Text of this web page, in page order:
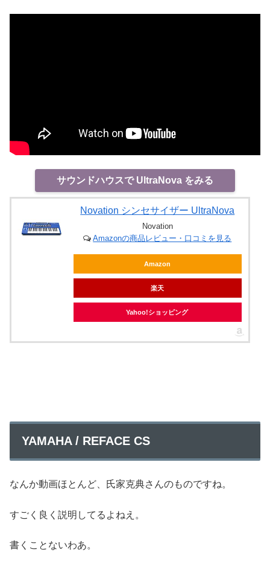
サウンドハウスで UltraNova をみる
Novation シンセサイザー UltraNova
Novation
Amazonの商品レビュー・口コミを見る
Amazon
楽天
Yahoo!ショッピング
YAMAHA / REFACE CS
なんか動画ほとんど、氏家克典さんのものですね。
すごく良く説明してるよねえ。
書くことないわあ。